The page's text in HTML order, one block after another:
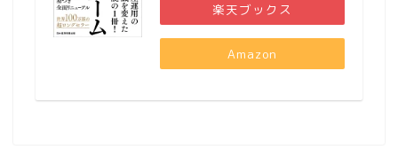
楽天ブックス
Amazon